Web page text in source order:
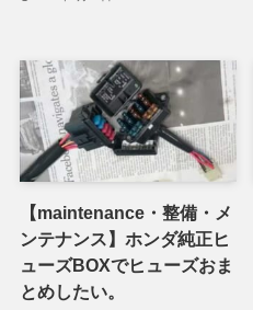
【maintenance・整備・メ
ンテナンス】ホンダ純正ヒ
ューズBOXでヒューズおま
とめしたい。